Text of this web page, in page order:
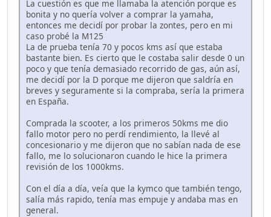
La cuestión es que me llamaba la atención porque es
bonita y no quería volver a comprar la yamaha,
entonces me decidí por probar la zontes, pero en mi
caso probé la M125
La de prueba tenía 70 y pocos kms así que estaba
bastante bien. Es cierto que le costaba salir desde 0 un
poco y que tenía demasiado recorrido de gas, aún así,
me decidí por la D porque me dijeron que saldría en
breves y seguramente si la compraba, sería la primera
en España.
Comprada la scooter, a los primeros 50kms me dio
fallo motor pero no perdí rendimiento, la llevé al
concesionario y me dijeron que no sabían nada de ese
fallo, me lo solucionaron cuando le hice la primera
revisión de los 1000kms.
Con el día a día, veía que la kymco que también tengo,
salía más rapido, tenía mas empuje y andaba mas en
general.